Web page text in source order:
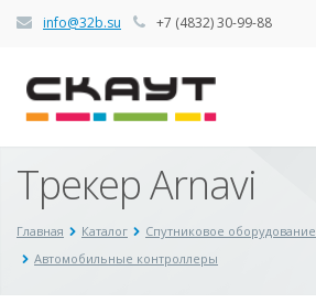
info@32b.su +7 (4832) 30-99-88
Трекер Arnavi
Главная Каталог
Спутниковое оборудование
Автомобильные контроллеры